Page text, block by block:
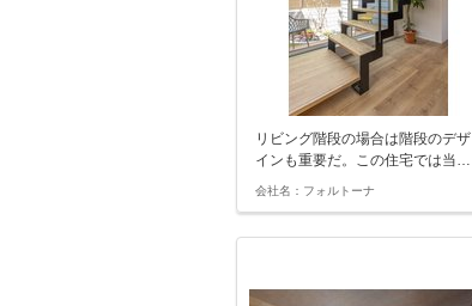
リビング階段の場合は階段のデザ
インも重要だ。この住宅では当…
会社名：フォルトーナ